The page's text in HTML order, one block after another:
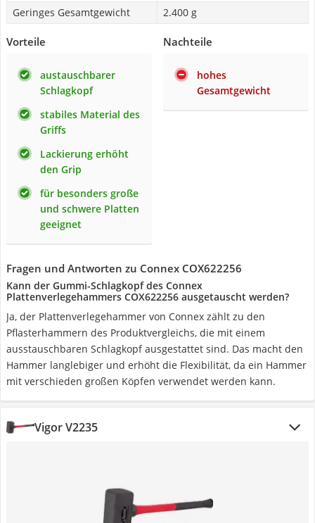
Geringes Gesamtgewicht
2.400 g
Vorteile
austauschbarer
Schlagkopf
stabiles Material des
Griffs
Lackierung erhöht
den Grip
für besonders große
und schwere Platten
geeignet
Nachteile
hohes
Gesamtgewicht
Fragen und Antworten zu Connex COX622256
Kann der Gummi-Schlagkopf des Connex
Plattenverlegehammers COX622256 ausgetauscht werden?
Ja, der Plattenverlegehammer von Connex zählt zu den
Pflasterhammern des Produktvergleichs, die mit einem
ausstauschbaren Schlagkopf ausgestattet sind. Das macht den
Hammer langlebiger und erhöht die Flexibilität, da ein Hammer
mit verschieden großen Köpfen verwendet werden kann.
Vigor V2235